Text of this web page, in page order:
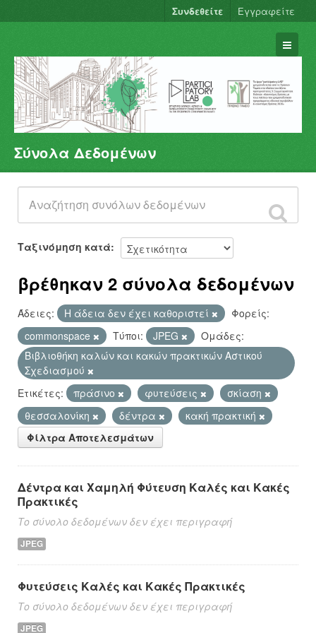
Συνδεθείτε Εγγραφείτε
Σύνολα Δεδομένων
Φορείς
Ομάδες
Σχετικά
Σύνολα Δεδομένων
Ταξινόμηση κατά
βρέθηκαν 2 σύνολα δεδομένων
Άδειες: Η άδεια δεν έχει καθοριστεί
Φορείς:
commonspace
Τύποι: JPEG
Ομάδες:
Βιβλιοθήκη καλών και κακών πρακτικών Αστικού
Σχεδιασμού
Ετικέτες:
πράσινο φυτεύσεις
σκίαση
θεσσαλονίκη
δέντρα
κακή πρακτική
Φίλτρα Αποτελεσμάτων
Δέντρα και Χαμηλή Φύτευση Καλές και Κακές
Πρακτικές
Το σύνολο δεδομένων δεν έχει περιγραφή
JPEG
Φυτεύσεις Καλές και Κακές Πρακτικές
Το σύνολο δεδομένων δεν έχει περιγραφή
JPEG